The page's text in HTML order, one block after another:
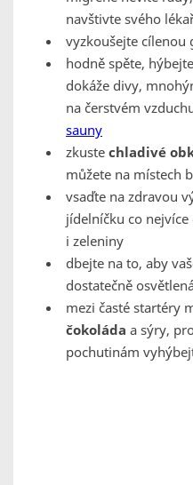
navštivte svého
vyzkoušejte cílenou
hodně spěte,
dokáže divy,
na čerstvém
sauny
zkuste chladivé
můžete na místech
vsaďte na zdravou
jídelníčku co
i zeleniny
dbejte na to, aby
dostatečně
mezi časté startéry
čokoláda a sýry,
pochutinám